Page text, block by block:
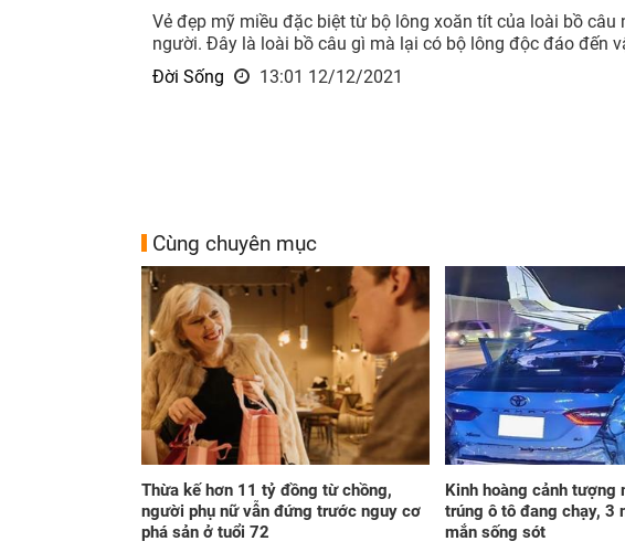
Vẻ đẹp mỹ miều đặc biệt từ bộ lông xoăn tít của loài bồ
người. Đây là loài bồ câu gì mà lại có bộ lông độc đáo đến
Đời Sống
13:01 12/12/2021
Cùng chuyên mục
Thừa kế hơn 11 tỷ đồng từ chồng,
người phụ nữ vẫn đứng trước nguy cơ
phá sản ở tuổi 72
Kinh hoàng cảnh tượng
trúng ô tô đang chạy, 3
mắn sống sót